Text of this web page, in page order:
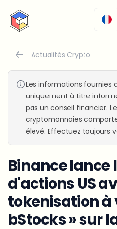
CryptoTicker
Actualités Crypto
Les informations fournies
uniquement à titre
pas un conseil financier.
cryptomonnaies
élevé. Effectuez toujours
Binance lance
d'actions US
tokenisation à
bStocks » sur